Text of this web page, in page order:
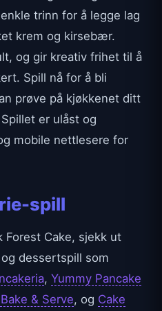
trinn for å legge lag
krem og kirsebær.
og gir kreativ frihet til å
Spill nå for å bli
prøve på kjøkkenet ditt
er ulåst og
mobile nettlesere for
spill
Forest Cake, sjekk ut
dessertspill som
, Yummy Pancake
& Serve, og Cake